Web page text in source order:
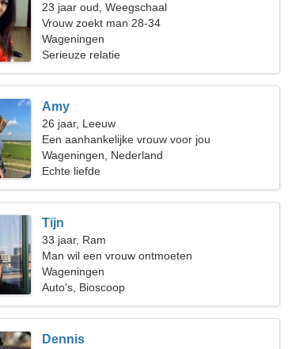
23 jaar oud, Weegschaal
Vrouw zoekt man 28-34
Wageningen
Serieuze relatie
Amy
26 jaar, Leeuw
Een aanhankelijke vrouw voor jou
Wageningen, Nederland
Echte liefde
Tijn
33 jaar, Ram
Man wil een vrouw ontmoeten
Wageningen
Auto's, Bioscoop
Dennis